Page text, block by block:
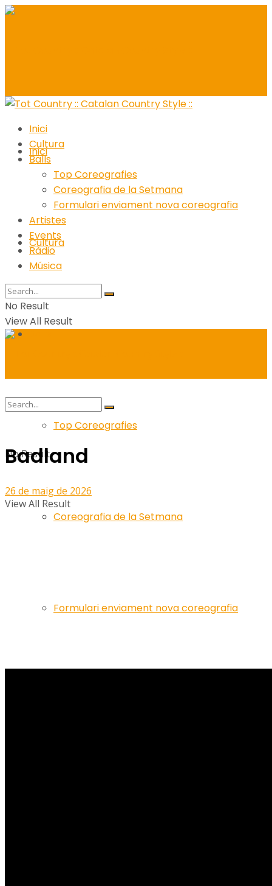
Inici
Cultura
Top Coreografies
Coreografia de la Setmana
Formulari enviament nova coreografia
Inici
Cultura
Balls
Top Coreografies
Coreografia de la Setmana
Formulari enviament nova coreografia
Artistes
Events
Ràdio
Música
No Result
View All Result
No Result
View All Result
Badland
26 de maig de 2026